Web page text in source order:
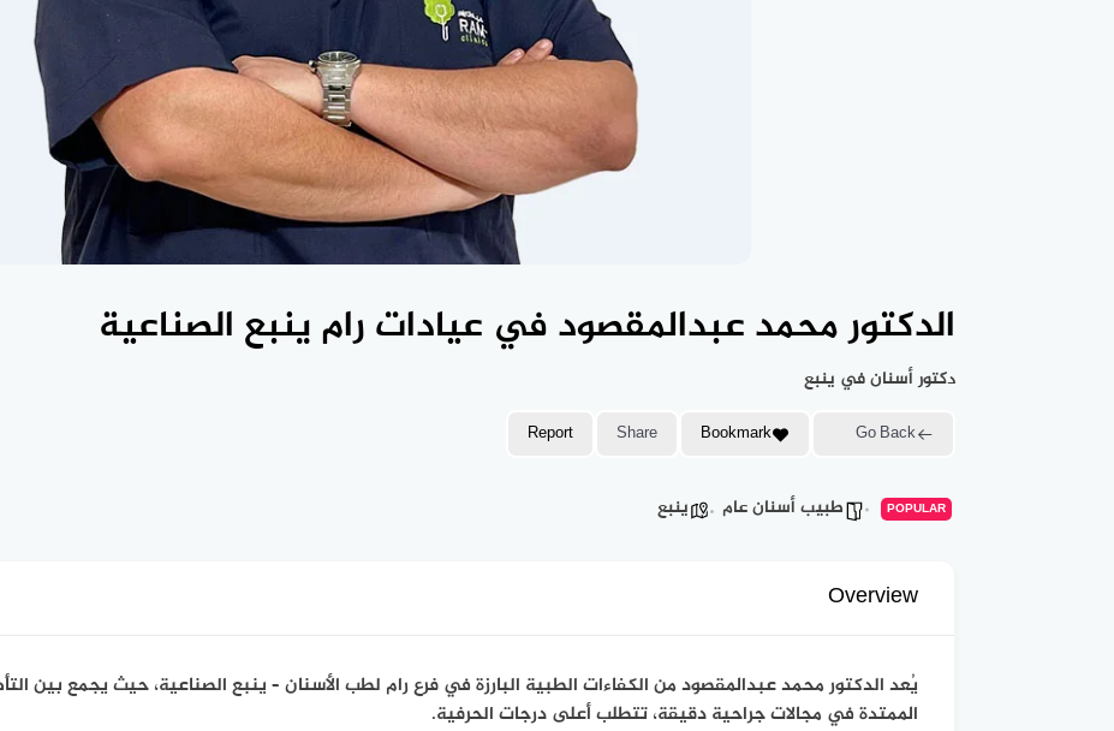
الدكتور محمد عبدالمقصود في عيادات رام ينبع الصناعية
دكتور أسنان في ينبع
Go Back
Bookmark
Share
Report
POPULAR طبيب أسنان عام ينبع
Overview
يُعد الدكتور محمد عبدالمقصود من الكفاءات الطبية البارزة في فرع رام لطب الأسنان – ينبع الصناعية، حيث يجمع بين
الممتدة في مجالات جراحية دقيقة، تتطلب أعلى درجات الحرفية.